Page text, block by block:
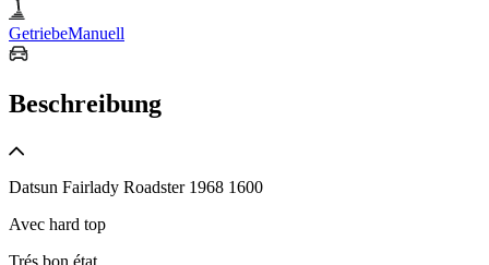
GetriebeManuell
Beschreibung
Datsun Fairlady Roadster 1968 1600
Avec hard top
Trés bon état